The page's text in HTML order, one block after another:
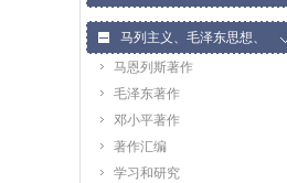
马列主义、毛泽东思想、
邓小平理论
马恩列斯著作
毛泽东著作
邓小平著作
著作汇编
学习和研究